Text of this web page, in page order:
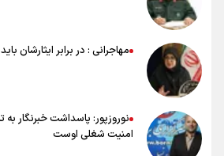
خلعتبری: جای دو سه نفر در جام جهانی خالی بود/
نسل دارد/ دوست دارم آرژانتین قهرمان شود
شاهرخی: اندازه داشته‌هایمان از بازار جام
سرنوشت صعود را به تیم‌های دیگر سپردیم
عالمی: جام جهانی از مرحله حذفی جان گرفت/
نقد وجود دارد
مهاجرانی : در برابر ایثارشان
نوروزپور: پاسداشت خبرنگار
امنیت شغلی اوست